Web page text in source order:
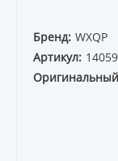
Бренд: WXQP
Артикул: